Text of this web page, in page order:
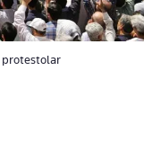
protestolar